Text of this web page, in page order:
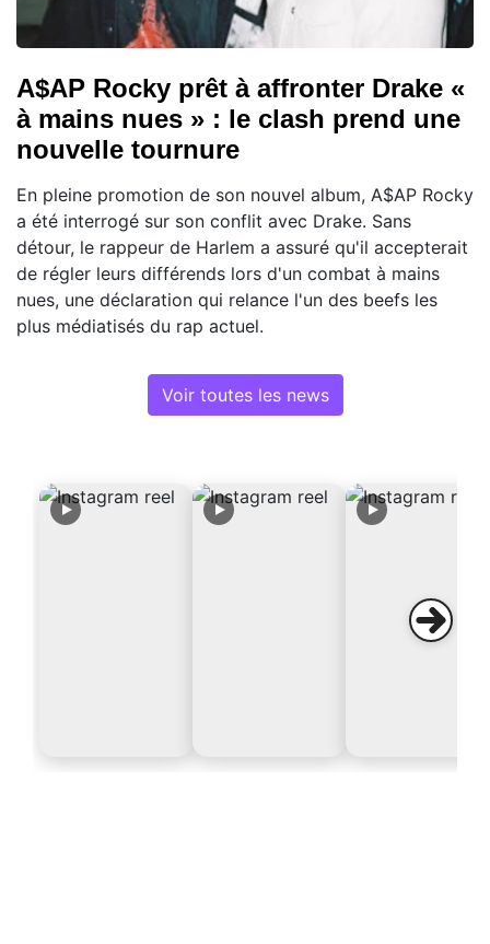
A$AP Rocky prêt à affronter Drake «
à mains nues » : le clash prend une
nouvelle tournure
En pleine promotion de son nouvel album, A$AP Rocky
a été interrogé sur son conflit avec Drake. Sans
détour, le rappeur de Harlem a assuré qu'il accepterait
de régler leurs différends lors d'un combat à mains
nues, une déclaration qui relance l'un des beefs les
plus médiatisés du rap actuel.
Voir toutes les news